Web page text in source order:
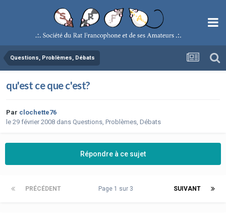
Questions, Problèmes, Débats
qu'est ce que c'est?
Par clochette76
le 29 février 2008 dans Questions, Problèmes, Débats
Répondre à ce sujet
PRÉCÉDENT SUIVANT
Page 1 sur 3